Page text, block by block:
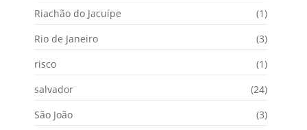
Riachão do Jacuípe
(1)
Rio de Janeiro
(3)
risco
(1)
salvador
(24)
São João
(3)